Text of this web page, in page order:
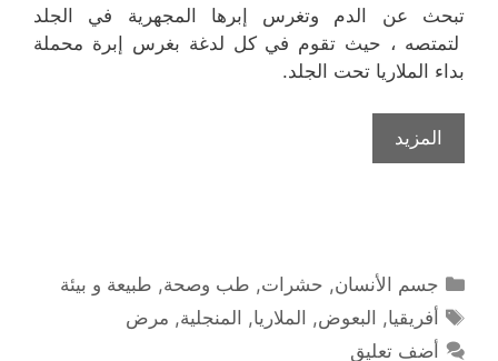
تبحث عن الدم وتغرس إبرها المجهرية في الجلد
لتمتصه ، حيث تقوم في كل لدغة بغرس إبرة محملة
بداء الملاريا تحت الجلد.
المزيد
التصنيفات
جسم الأنسان, حشرات, طب وصحة, طبيعة و بيئة
الوسوم
أفريقيا, البعوض, الملاريا, المنجلية, مرض
أضف تعليق